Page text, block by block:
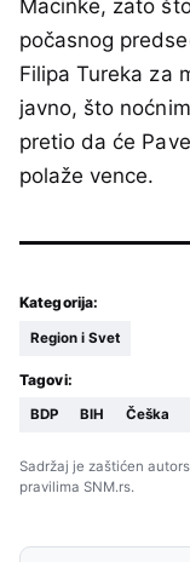
Macinke, zato
počasnog
Filipa Tureka za
javno, što
pretio da će
polaže vence.
Kategorija:
Region i Svet
Tagovi:
BDP BIH Češka
Sadržaj je zaštićen
pravilima SNM.rs.